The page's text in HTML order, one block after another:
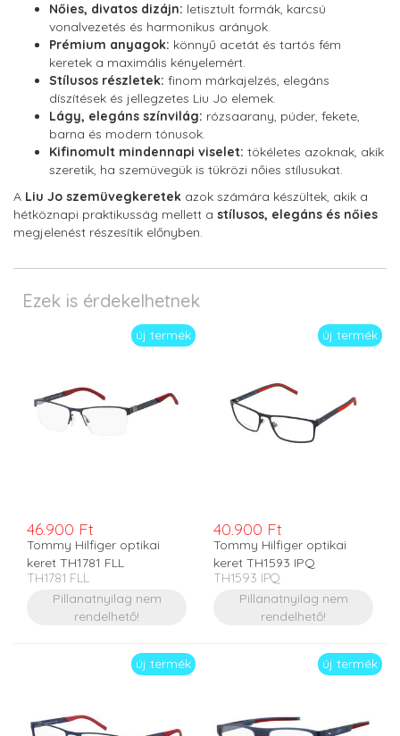
Nőies, divatos dizájn: letisztult formák, karcsú
vonalvezetés és harmonikus arányok.
Prémium anyagok: könnyű acetát és tartós fém
keretek a maximális kényelemért.
Stílusos részletek: finom márkajelzés, elegáns
díszítések és jellegzetes Liu Jo elemek.
Lágy, elegáns színvilág: rózsaarany, púder, fekete,
barna és modern tónusok.
Kifinomult mindennapi viselet: tökéletes azoknak, akik
szeretik, ha szemüvegük is tükrözi nőies stílusukat.
A Liu Jo szemüvegkeretek azok számára készültek, akik a
hétköznapi praktikusság mellett a stílusos, elegáns és nőies
megjelenést részesítik előnyben.
Ezek is érdekelhetnek
új termék
46.900 Ft
Tommy Hilfiger optikai
keret TH1781 FLL
TH1781 FLL
Pillanatnyilag nem
rendelhető!
új termék
40.900 Ft
Tommy Hilfiger optikai
keret TH1593 IPQ
TH1593 IPQ
Pillanatnyilag nem
rendelhető!
új termék új termék